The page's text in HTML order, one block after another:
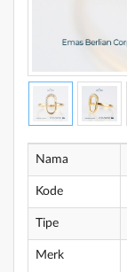
Nama
Kode
Tipe
Merk